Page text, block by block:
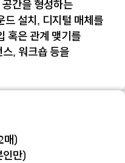
간을 형성하는
드 설치, 디지털 매체를
혹은 관계 맺기를
스, 워크숍 등을
매)
만)